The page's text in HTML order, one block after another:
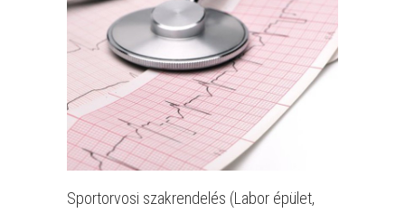
Sportorvosi szakrendelés (Labor épület,